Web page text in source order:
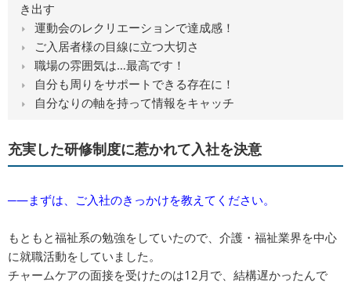
き出す
運動会のレクリエーションで達成感！
ご入居者様の目線に立つ大切さ
職場の雰囲気は…最高です！
自分も周りをサポートできる存在に！
自分なりの軸を持って情報をキャッチ
充実した研修制度に惹かれて入社を決意
─―まずは、ご入社のきっかけを教えてください。
もともと福祉系の勉強をしていたので、介護・福祉業界を中心
に就職活動をしていました。
チャームケアの面接を受けたのは12月で、結構遅かったんで